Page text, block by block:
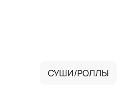
СУШИ/РОЛЛЫ